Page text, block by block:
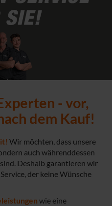
- vor,
dem Kauf!
Wir möchten, dass unsere
auch währenddessen
Deshalb garantieren wir
der keine Wünsche
wie eine